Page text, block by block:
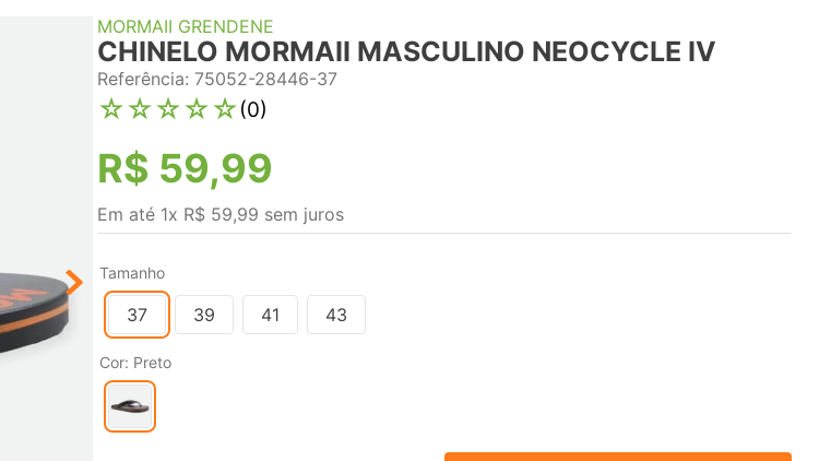
MORMAII GRENDENE
CHINELO MORMAII MASCULINO NEOCYCLE IV
Referência: 75052-28446-37
☆☆☆☆☆(0)
R$ 59,99
Em até 1x R$ 59,99 sem juros
Tamanho
37 39 41 43
Cor: Preto